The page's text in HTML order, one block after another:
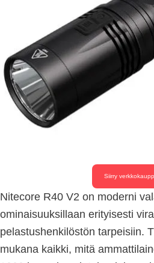
Siirry
Nitecore R40 V2 on moderni
ominaisuuksillaan erityisesti
pelastushenkilöstön tarpeisiin.
mukana kaikki, mitä